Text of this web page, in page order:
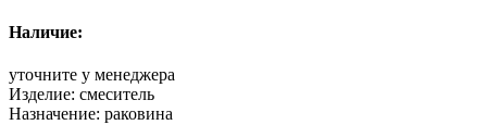
Наличие:
уточните у менеджера
Изделие: смеситель
Назначение: раковина